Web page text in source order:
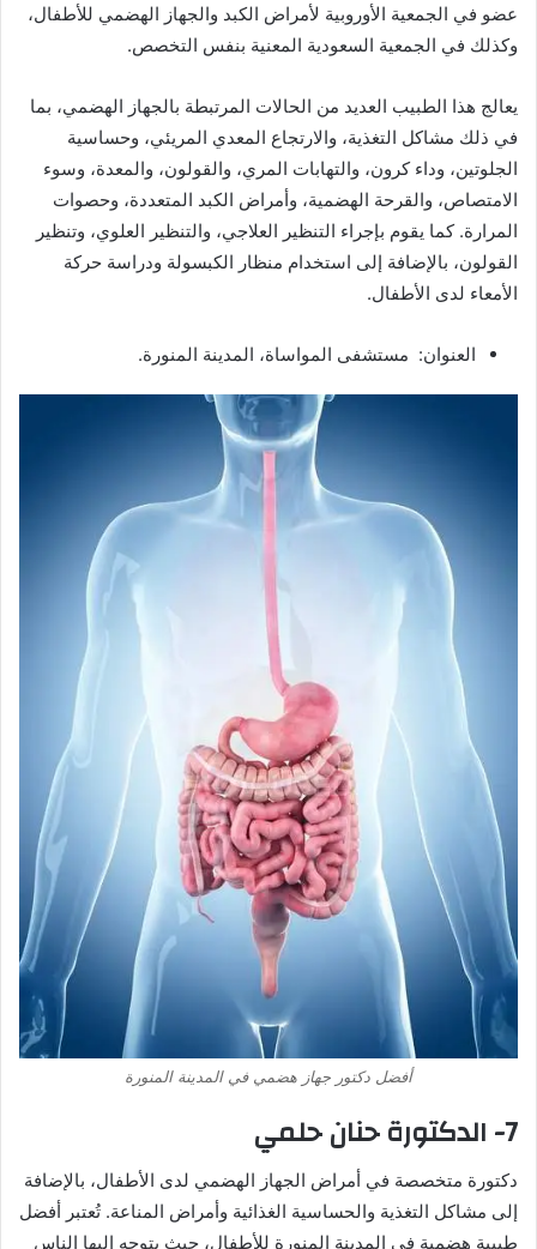
عضو في الجمعية الأوروبية لأمراض الكبد والجهاز الهضمي للأطفال،
وكذلك في الجمعية السعودية المعنية بنفس التخصص.
يعالج هذا الطبيب العديد من الحالات المرتبطة بالجهاز الهضمي، بما
في ذلك مشاكل التغذية، والارتجاع المعدي المريئي، وحساسية
الجلوتين، وداء كرون، والتهابات المري، والقولون، والمعدة، وسوء
الامتصاص، والقرحة الهضمية، وأمراض الكبد المتعددة، وحصوات
المرارة. كما يقوم بإجراء التنظير العلاجي، والتنظير العلوي، وتنظير
القولون، بالإضافة إلى استخدام منظار الكبسولة ودراسة حركة
الأمعاء لدى الأطفال.
العنوان: مستشفى المواساة، المدينة المنورة.
أفضل دكتور جهاز هضمي في المدينة المنورة
7- الدكتورة حنان حلمي
دكتورة متخصصة في أمراض الجهاز الهضمي لدى الأطفال، بالإضافة
إلى مشاكل التغذية والحساسية الغذائية وأمراض المناعة. تُعتبر أفضل
طبيبة هضمية في المدينة المنورة للأطفال، حيث يتوجه إليها الناس